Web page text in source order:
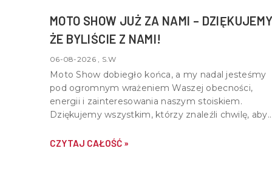
MOTO SHOW JUŻ ZA NAMI –
ŻE BYLIŚCIE Z NAMI!
06-08-2026 , S.W
Moto Show dobiegło końca, a my nadal jesteśmy
pod ogromnym wrażeniem Waszej obecności,
energii i zainteresowania naszym stoiskiem.
Dziękujemy wszystkim, którzy znaleźli chwilę, aby
quadach i wspólnej pasji do motoryzacji.
CZYTAJ CAŁOŚĆ »